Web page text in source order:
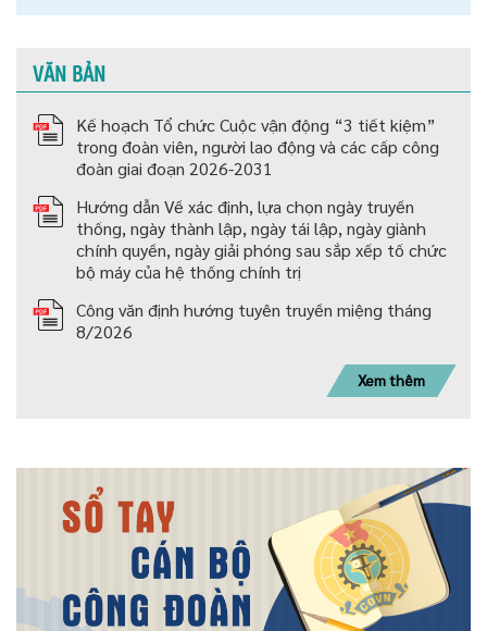
VĂN BẢN
Kế hoạch Tổ chức Cuộc vận động “3 tiết kiệm”
trong đoàn viên, người lao động và các cấp công
đoàn giai đoạn 2026-2031
Hướng dẫn Về xác định, lựa chọn ngày truyền
thống, ngày thành lập, ngày tái lập, ngày giành
chính quyền, ngày giải phóng sau sắp xếp tố chức
bộ máy của hệ thống chính trị
Công văn định hướng tuyên truyền miệng tháng
8/2026
Xem thêm